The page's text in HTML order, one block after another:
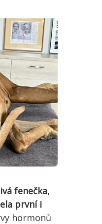
fenečka,
první i
hormonů